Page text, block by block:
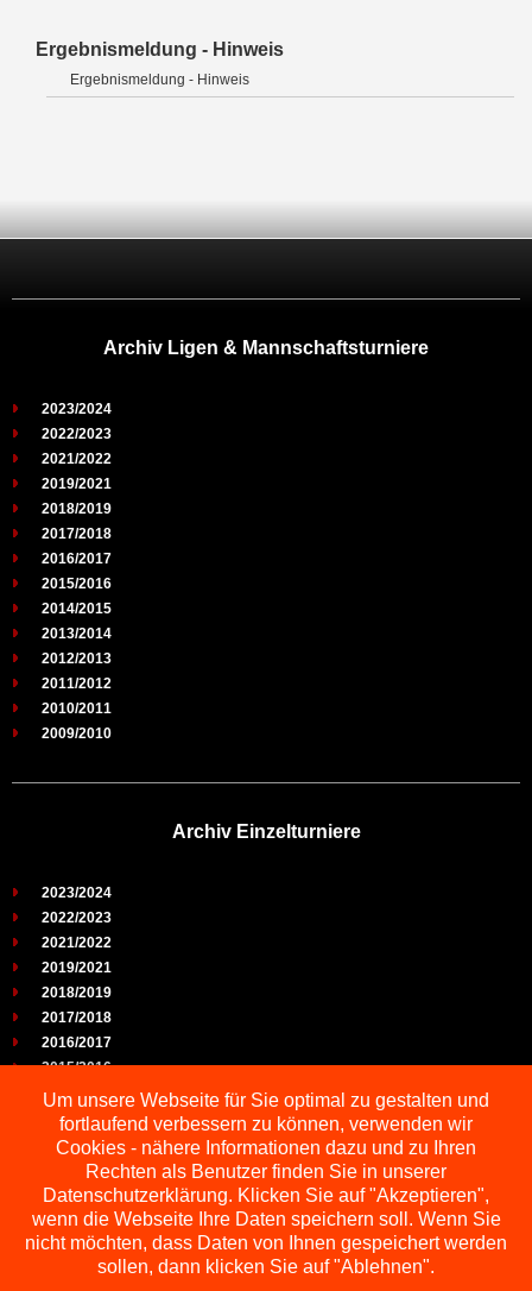
Ergebnismeldung - Hinweis
Ergebnismeldung - Hinweis
Archiv Ligen & Mannschaftsturniere
2023/2024
2022/2023
2021/2022
2019/2021
2018/2019
2017/2018
2016/2017
2015/2016
2014/2015
2013/2014
2012/2013
2011/2012
2010/2011
2009/2010
Archiv Einzelturniere
2023/2024
2022/2023
2021/2022
2019/2021
2018/2019
2017/2018
2016/2017
2015/2016
2014/2015
2013/2014
2012/2013
2011/2012
2010/2011
2009/2010
Um unsere Webseite für Sie optimal zu gestalten und
fortlaufend verbessern zu können, verwenden wir
Cookies - nähere Informationen dazu und zu Ihren
Rechten als Benutzer finden Sie in unserer
Datenschutzerklärung. Klicken Sie auf "Akzeptieren",
wenn die Webseite Ihre Daten speichern soll. Wenn Sie
nicht möchten, dass Daten von Ihnen gespeichert werden
sollen, dann klicken Sie auf "Ablehnen".